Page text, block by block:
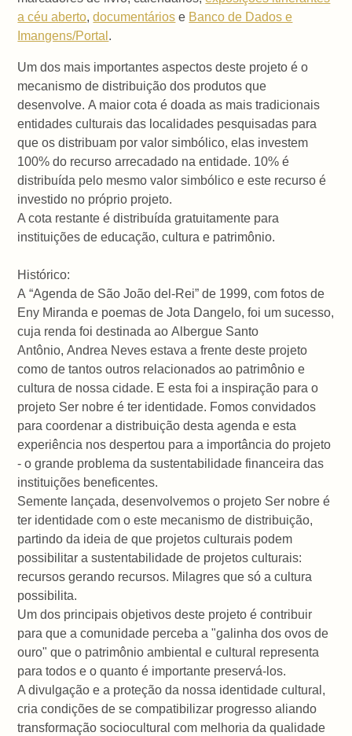
a céu aberto,documentários e Banco de Dados e
Imangens/Portal .
Um dos mais importantes aspectos deste projeto é o
mecanismo de distribuição dos produtos que
desenvolve. A maior cota é doada as mais tradicionais
entidades culturais das localidades pesquisadas para
que os distribuam por valor simbólico, elas investem
100% do recurso arrecadado na entidade. 10% é
distribuída pelo mesmo valor simbólico e este recurso é
investido no próprio projeto.
A cota restante é distribuída gratuitamente para
instituições de educação, cultura e patrimônio.
Histórico:
A “Agenda de São João del-Rei” de 1999, com fotos de
Eny Miranda e poemas de Jota Dangelo, foi um sucesso,
cuja renda foi destinada ao Albergue Santo
Antônio, Andrea Neves estava a frente deste projeto
como de tantos outros relacionados ao patrimônio e
cultura de nossa cidade. E esta foi a inspiração para o
projeto Ser nobre é ter identidade. Fomos convidados
para coordenar a distribuição desta agenda e esta
experiência nos despertou para a importância do projeto
- o grande problema da sustentabilidade financeira das
instituições beneficentes.
Semente lançada, desenvolvemos o projeto Ser nobre é
ter identidade com o este mecanismo de distribuição,
partindo da ideia de que projetos culturais podem
possibilitar a sustentabilidade de projetos culturais:
recursos gerando recursos. Milagres que só a cultura
possibilita.
Um dos principais objetivos deste projeto é contribuir
para que a comunidade perceba a "galinha dos ovos de
ouro" que o patrimônio ambiental e cultural representa
para todos e o quanto é importante preservá-los.
A divulgação e a proteção da nossa identidade cultural,
cria condições de se compatibilizar progresso aliando
transformação sociocultural com melhoria da qualidade